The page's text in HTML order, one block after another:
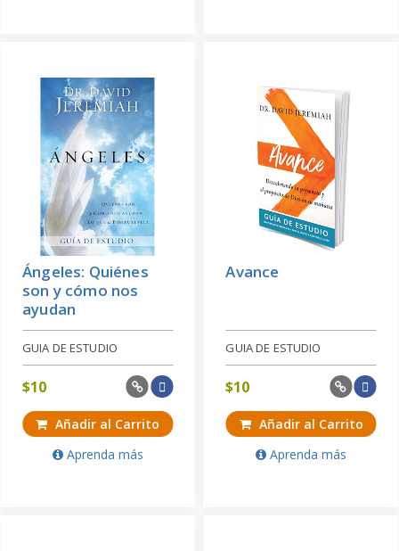
Ángeles: Quiénes
son y cómo nos
ayudan
GUIA DE ESTUDIO
$10
Añadir al Carrito
Aprenda más
Avance
GUIA DE ESTUDIO
$10
Añadir al Carrito
Aprenda más